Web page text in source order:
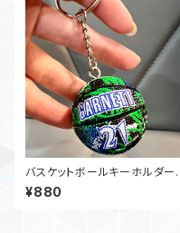
バスケットボールキーホルダー
卒団 引退 名入れストラップ作成
可能 21
¥880